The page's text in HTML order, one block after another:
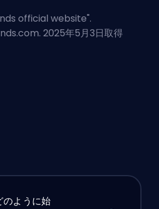
official website".
2025年5月3日取得
のように始